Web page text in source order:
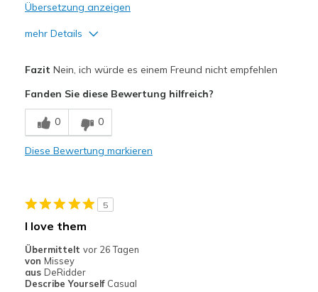
Übersetzung anzeigen
mehr Details
Durable
Stylish
View On Shoes
Shoes are for Wearing
Fazit Nein, ich würde es einem Freund nicht empfehlen
Fanden Sie diese Bewertung hilfreich?
0 0
Diese Bewertung markieren
5
I love them
Übermittelt vor 26 Tagen
von Missey
aus DeRidder
Describe Yourself Casual